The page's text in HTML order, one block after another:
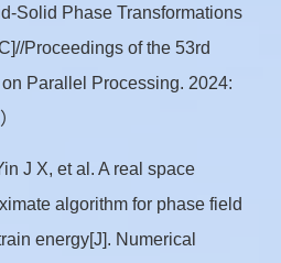
Solid Phase Transformations
Proceedings of the 53rd
Parallel Processing. 2024:
J X, et al. A real space
algorithm for phase field
energy[J]. Numerical